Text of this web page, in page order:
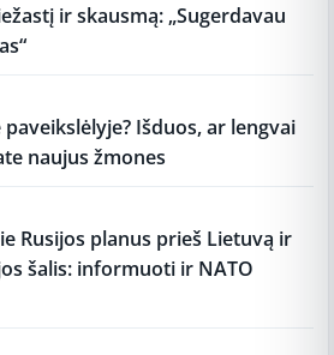
ir skausmą: „Sugerdavau
Išduos, ar lengvai
naujus žmones
Rusijos planus prieš Lietuvą ir
šalis: informuoti ir NATO